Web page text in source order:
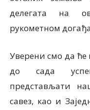
делегата на
рукометном
Уверени смо да ће
до сада
представљати
савез, као и